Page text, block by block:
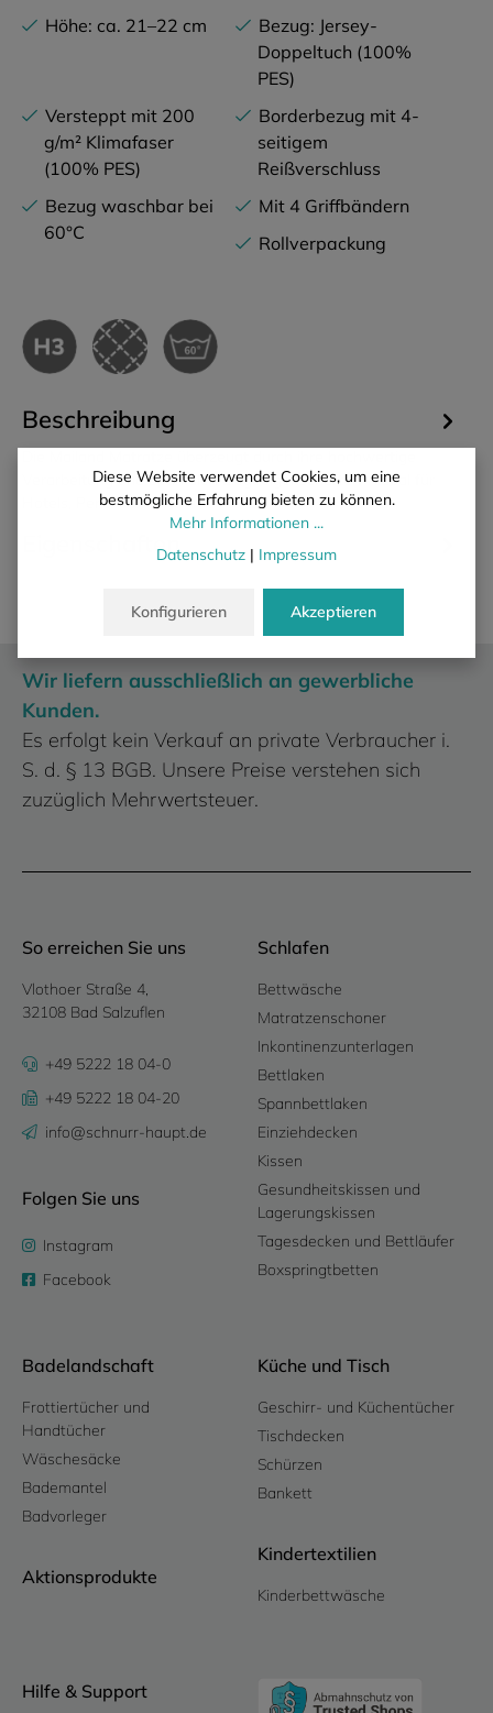
Höhe: ca. 21–22 cm
Bezug: Jersey-
Doppeltuch (100%
PES)
Versteppt mit 200
g/m² Klimafaser
(100% PES)
Borderbezug mit 4-
seitigem
Reißverschluss
Bezug waschbar bei
60°C
Mit 4 Griffbändern
Rollverpackung
Beschreibung
Verarbeitung und optimalen Liegeeigenschaften – ideal für
Hotels, Pen…Mehr
Eigenschaften
Wir liefern ausschließlich an gewerbliche
Kunden.
Es erfolgt kein Verkauf an private Verbraucher i.
S. d. § 13 BGB. Unsere Preise verstehen sich
zuzüglich Mehrwertsteuer.
So erreichen Sie uns
Vlothoer Straße 4,
32108 Bad Salzuflen
+49 5222 18 04-0
+49 5222 18 04-20
info@schnurr-haupt.de
Folgen Sie uns
Instagram
Facebook
Schlafen
Bettwäsche
Matratzenschoner
Inkontinenzunterlagen
Bettlaken
Spannbettlaken
Einziehdecken
Kissen
Gesundheitskissen und
Lagerungskissen
Tagesdecken und Bettläufer
Boxspringtbetten
Badelandschaft
Frottiertücher und
Handtücher
Wäschesäcke
Bademantel
Badvorleger
Aktionsprodukte
Küche und Tisch
Geschirr- und Küchentücher
Tischdecken
Schürzen
Bankett
Kindertextilien
Kinderbettwäsche
Hilfe & Support
Diese Website verwendet Cookies, um eine
bestmögliche Erfahrung bieten zu können.
Mehr Informationen ...
Datenschutz | Impressum
Konfigurieren Akzeptieren